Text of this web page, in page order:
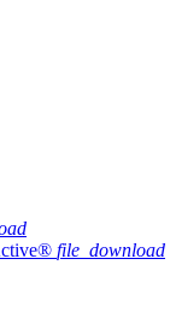
file_download